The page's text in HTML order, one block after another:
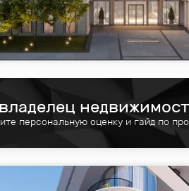
персональную оценку и гайд по